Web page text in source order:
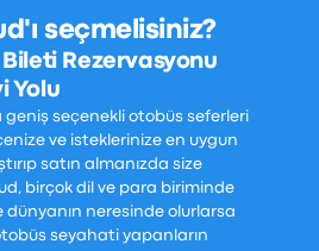
seçmelisiniz?
Rezervasyonu
Yolu
seçenekli otobüs seferleri
ve isteklerinize en uygun
satın almanızda size
birçok dil ve para biriminde
dünyanın neresinde olurlarsa
seyahati yapanların